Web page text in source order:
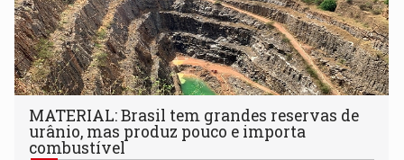
MATERIAL: Brasil tem grandes reservas de
urânio, mas produz pouco e importa
combustível